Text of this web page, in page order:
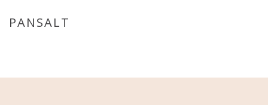
PANSALT